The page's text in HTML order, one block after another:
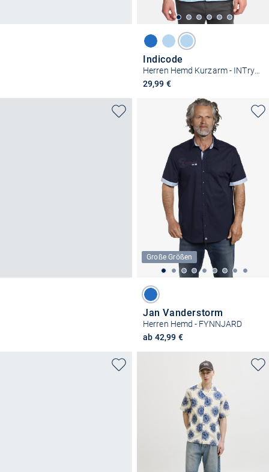
Indicode
Herren Hemd Kurzarm - INTrypper
29,99 €
Große Größen
Jan Vanderstorm
Herren Hemd - FYNNJARD
ab 42,99 €